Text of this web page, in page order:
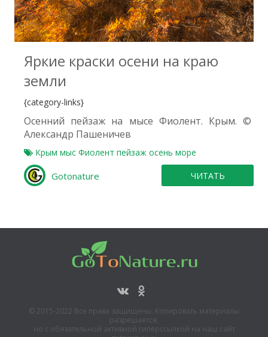
0
Яркие краски осени на краю
земли
{category-links}
Осенний пейзаж на мысе Фиолент. Крым. ©
Александр Пашеничев
Крым мыс Фиолент пейзаж осень море
Gotonature ЧИТАТЬ
© 2015-2022 Все права защищены. Копировать материалы
разрешается,
но с обязательной активной гиперссылкой на наш сайт